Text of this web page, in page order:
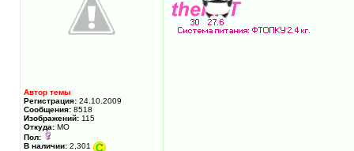
Автор темы
Регистрация: 24.10.2009
Сообщения: 8518
Изображений: 115
Откуда: МО
Пол:
В наличии: 2,301